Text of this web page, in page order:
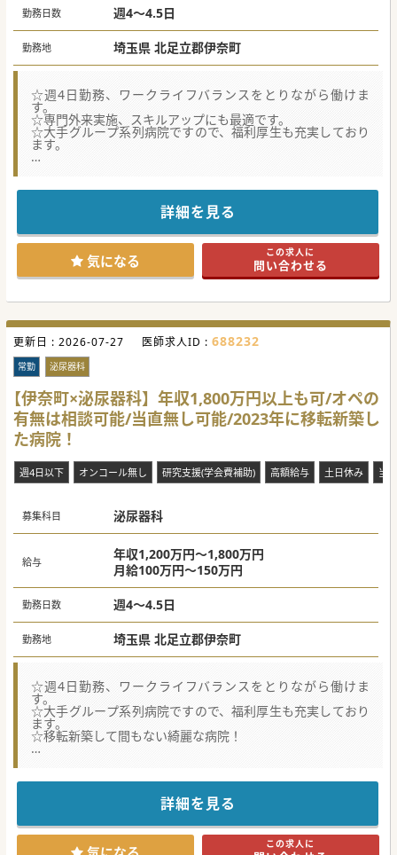
勤務日数 週4～4.5日
勤務地 埼玉県 北足立郡伊奈町
☆週4日勤務、ワークライフバランスをとりながら働けま
す。
☆専門外来実施、スキルアップにも最適です。
☆大手グループ系列病院ですので、福利厚生も充実しており
ます。
しておりますので、
子育て中の先生からも働きやすいと評判の病院♪
院内のコミュニケーションも良好で働き易く、
一度、転職された先生が復職された実績もあるとのこと！
非常にアットホームな職場なので、ご興味のある方はお気軽
にご相談ください。
#秋入職可
詳細を見る
気になる この求人に
問い合わせる
更新日 : 2026-07-27 医師求人ID : 688232
常勤 泌尿器科
【伊奈町×泌尿器科】年収1,800万円以上も可/オペの
有無は相談可能/当直無し可能/2023年に移転新築し
た病院！
週4日以下 オンコール無し 研究支援(学会費補助) 高額給与 土日休み 当
募集科目 泌尿器科
給与
年収1,200万円～1,800万円
月給100万円～150万円
勤務日数 週4～4.5日
勤務地 埼玉県 北足立郡伊奈町
☆週4日勤務、ワークライフバランスをとりながら働けま
す。
☆大手グループ系列病院ですので、福利厚生も充実しており
ます。
☆移転新築して間もない綺麗な病院！
しておりますので、
子育て中の先生からも働きやすいと評判の病院♪
院内のコミュニケーションも良好で働き易く、
一度、転職された先生が復職された実績もあるとのこと！
非常にアットホームな職場なので、ご興味のある方はお気軽
にご相談ください。
詳細を見る
この求人に